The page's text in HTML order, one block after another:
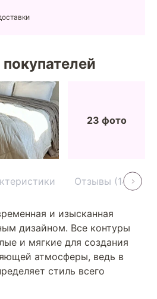
23 фото
Отзывы (14)
и изысканная
дизайном. Все контуры
и мягкие для создания
атмосферы, ведь в
стиль всего